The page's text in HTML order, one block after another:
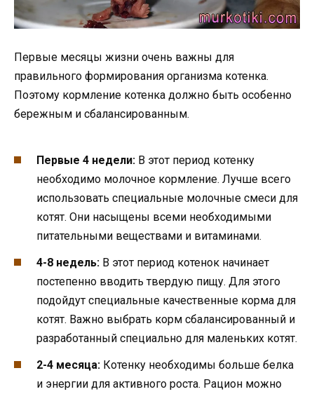
Первые месяцы жизни очень важны для
правильного формирования организма котенка.
Поэтому кормление котенка должно быть особенно
бережным и сбалансированным.
Первые 4 недели: В этот период котенку
необходимо молочное кормление. Лучше всего
использовать специальные молочные смеси для
котят. Они насыщены всеми необходимыми
питательными веществами и витаминами.
4-8 недель: В этот период котенок начинает
постепенно вводить твердую пищу. Для этого
подойдут специальные качественные корма для
котят. Важно выбрать корм сбалансированный и
разработанный специально для маленьких котят.
2-4 месяца: Котенку необходимы больше белка
и энергии для активного роста. Рацион можно